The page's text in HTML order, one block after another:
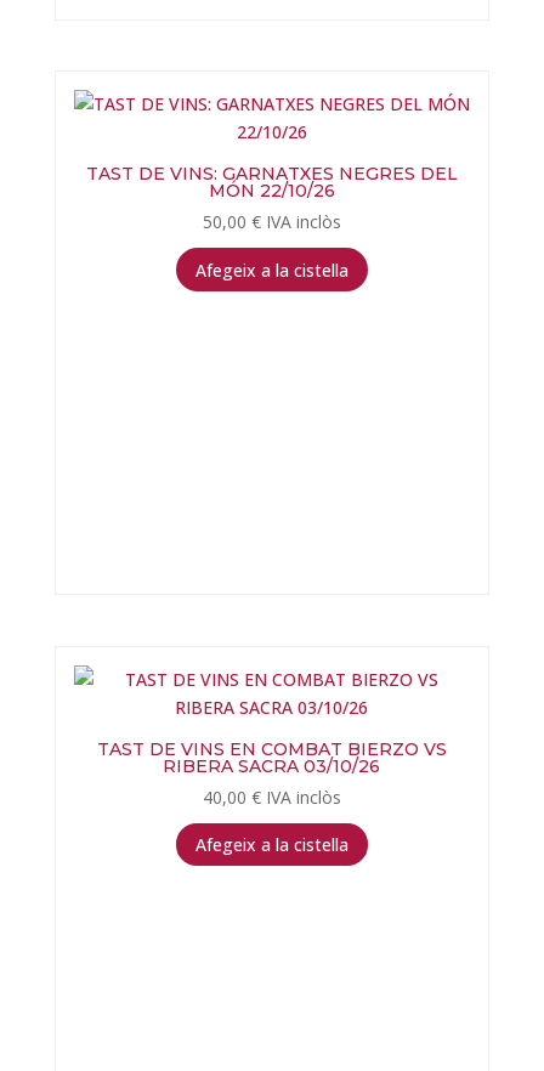
TAST DE VINS: GARNATXES NEGRES DEL
MÓN 22/10/26
50,00 € IVA inclòs
Afegeix a la cistella
TAST DE VINS EN COMBAT BIERZO VS
RIBERA SACRA 03/10/26
40,00 € IVA inclòs
Afegeix a la cistella